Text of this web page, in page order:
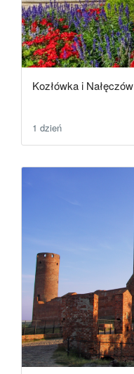
Kozłówka i Nałęczów
1 dzień